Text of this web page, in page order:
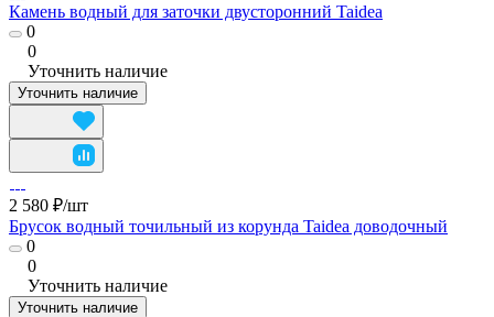
Камень водный для заточки двусторонний Taidea
0
0
Уточнить наличие
Уточнить наличие
2 580 ₽/шт
Брусок водный точильный из корунда Taidea доводочный
0
0
Уточнить наличие
Уточнить наличие